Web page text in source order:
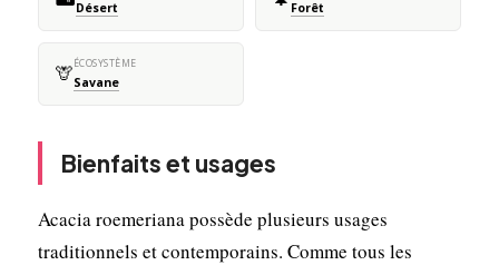
Désert Forêt
🦒ÉCOSYSTÈME
Savane
Bienfaits et usages
Acacia roemeriana possède plusieurs usages
traditionnels et contemporains. Comme tous les